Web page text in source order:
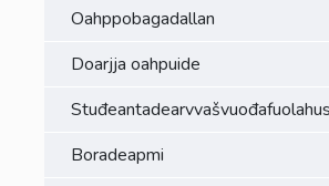
Oahppobagadallan
Doarjja oahpuide
Stuđeantadearvvašvuođafuolahus
Boradeapmi